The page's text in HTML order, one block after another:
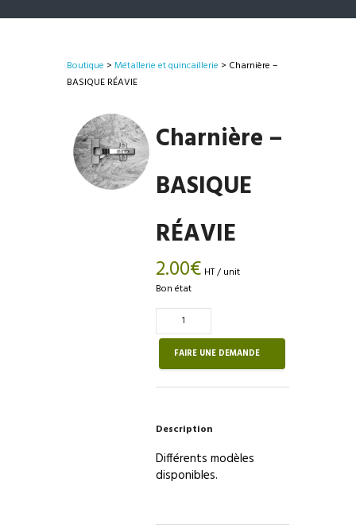
Boutique > Métallerie et quincaillerie > Charnière –
BASIQUE RÉAVIE
Charnière –
BASIQUE
RÉAVIE
2.00€ HT / unit
Bon état
Quantité
de
Charnière
–
FAIRE UNE DEMANDE
Description
Différents modèles
disponibles.